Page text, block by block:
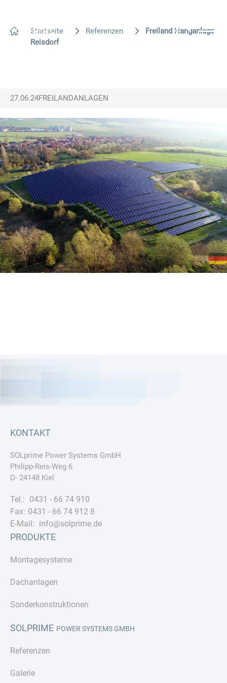
DE
Startseite Referenzen
Freiland Hanganlage
Reisdorf
27.06.24FREILANDANLAGEN
KONTAKT
SOLprime Power Systems GmbH
Philipp-Reis-Weg 6
D- 24148 Kiel
Tel.: 0431 - 66 74 910
Fax: 0431 - 66 74 912 8
E-Mail: info@solprime.de
PRODUKTE
Montagesysteme
Dachanlagen
Sonderkonstruktionen
SOLPRIME POWER SYSTEMS GMBH
Referenzen
Galerie